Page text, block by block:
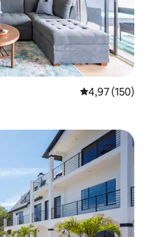
Priemerné
4,97 (150)